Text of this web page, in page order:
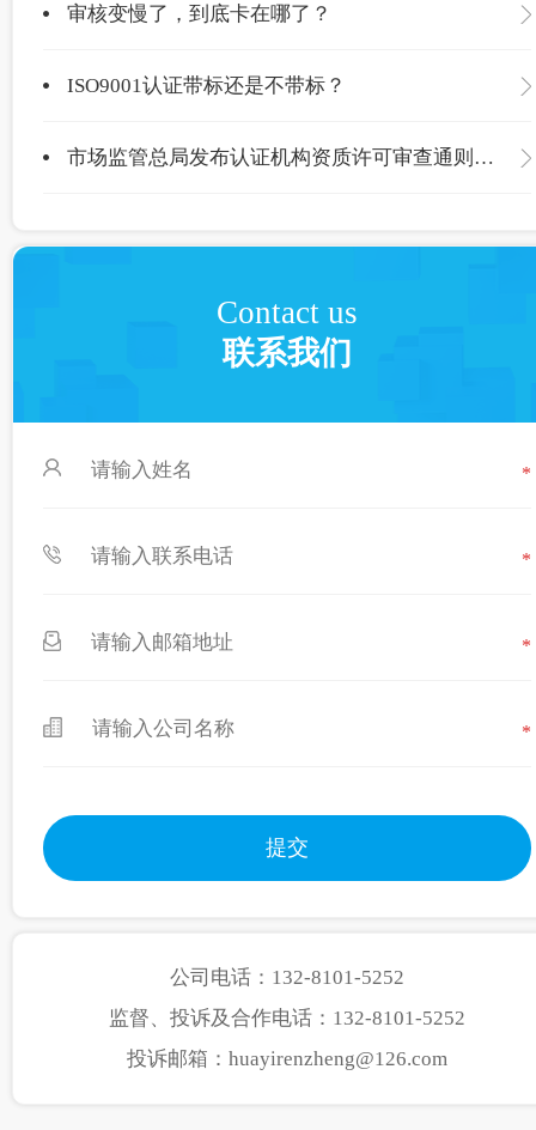
审核变慢了，到底卡在哪了？
ISO9001认证带标还是不带标？
市场监管总局发布认证机构资质许可审查通则，现公开征求意见
Contact us
联系我们
*
*
*
*
公司电话：132-8101-5252
监督、投诉及合作电话：132-8101-5252
投诉邮箱：huayirenzheng@126.com